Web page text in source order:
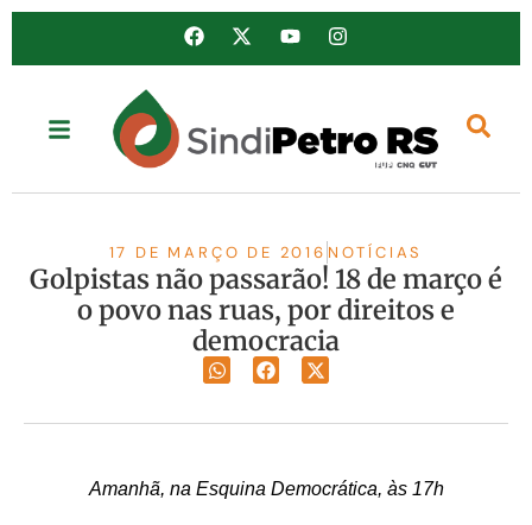
17 DE MARÇO DE 2016 NOTÍCIAS
Golpistas não passarão! 18 de março é
o povo nas ruas, por direitos e
democracia
Amanhã, na Esquina Democrática, às 17h